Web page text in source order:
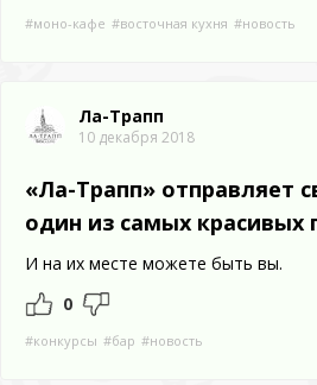
#моно-кафе #восточная кухня #новость
Ла-Трапп
10 декабря 2018
«Ла-Трапп» отправляет
один из самых красивых
И на их месте можете быть вы.
0
#конкурсы #бар #новость